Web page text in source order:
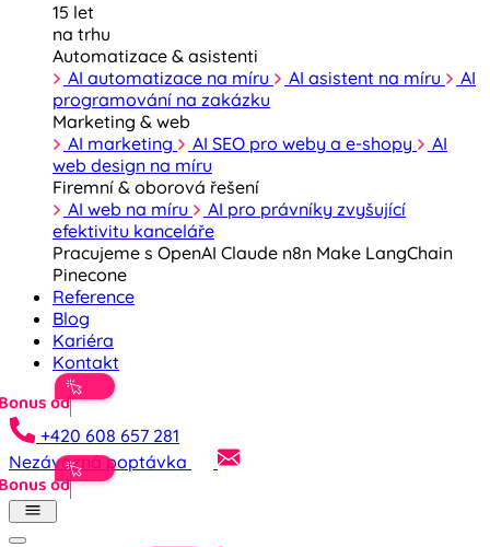
15 let
na trhu
Automatizace & asistenti
AI automatizace na míru
AI asistent na míru
AI
programování na zakázku
Marketing & web
AI marketing
AI SEO pro weby a e-shopy
AI
web design na míru
Firemní & oborová řešení
AI web na míru
AI pro právníky zvyšující
efektivitu kanceláře
Pracujeme s OpenAI Claude n8n Make LangChain
Pinecone
Reference
Blog
Kariéra
Kontakt
+420 608 657 281
Nezávazná poptávka